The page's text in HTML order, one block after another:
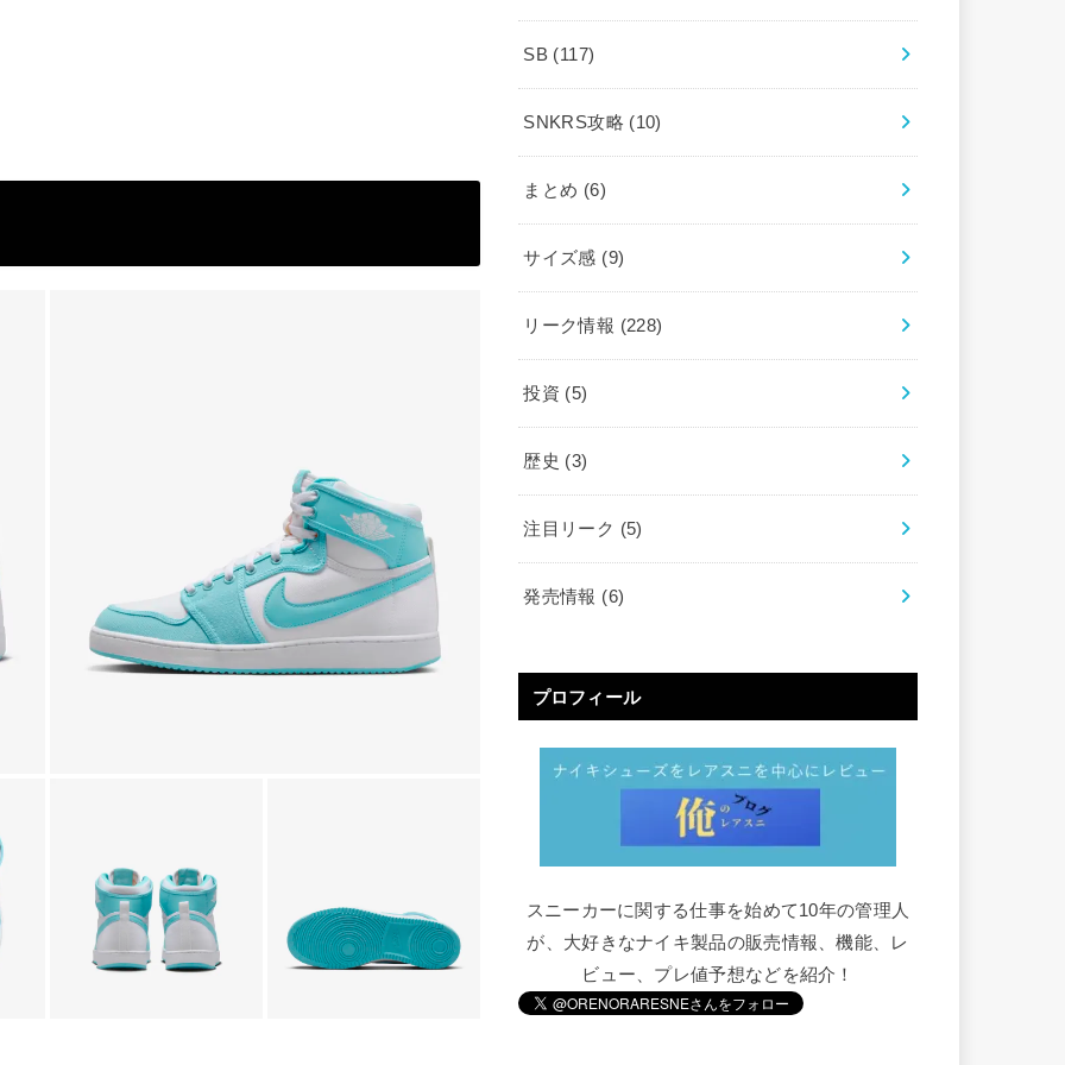
SB (117)
SNKRS攻略 (10)
まとめ (6)
サイズ感 (9)
リーク情報 (228)
投資 (5)
歴史 (3)
注目リーク (5)
発売情報 (6)
プロフィール
スニーカーに関する仕事を始めて10年の管理人
が、大好きなナイキ製品の販売情報、機能、レ
ビュー、プレ値予想などを紹介！